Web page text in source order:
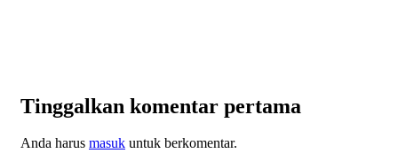
Tinggalkan komentar pertama
Anda harus masuk untuk berkomentar.